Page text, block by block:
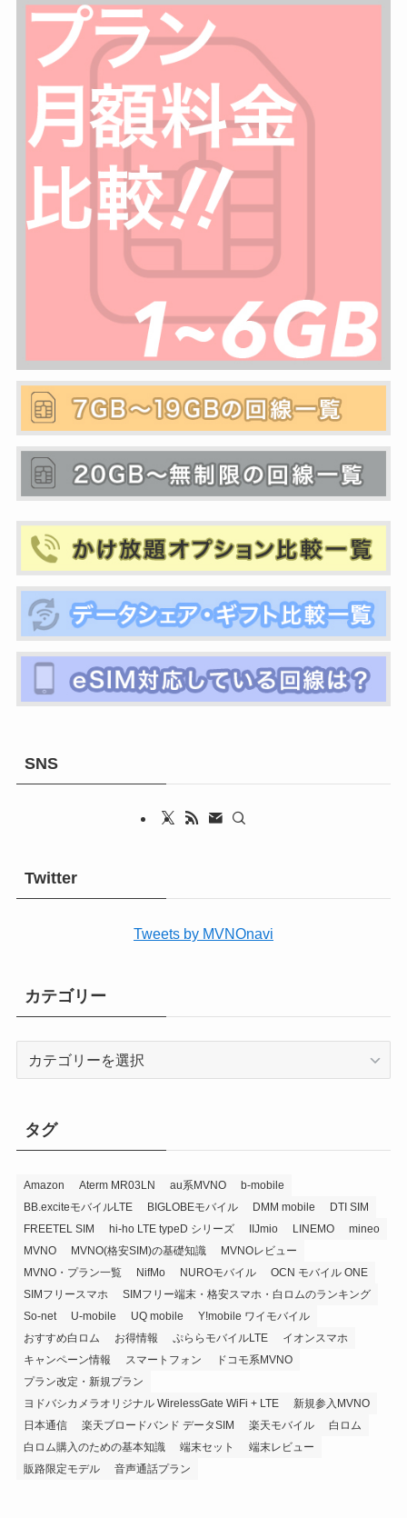
SNS
Twitter
Tweets by MVNOnavi
カテゴリー
ー
タグ
Amazon Aterm MR03LN au系MVNO
b-mobile
BB.exciteモバイルLTE
BIGLOBEモバイル DMM mobile
DTI SIM
FREETEL SIM
hi-ho LTE typeD シリーズ IIJmio LINEMO
mineo
MVNO
MVNO(格安SIM)の基礎知識
MVNOレビュー
MVNO・プラン一覧
NifMo NUROモバイル
OCN モバイル ONE
SIMフリースマホ
SIMフリー端末・格安スマホ・白ロムのランキング
So-net
U-mobile UQ mobile
Y!mobile ワイモバイル
おすすめ白ロム
お得情報 ぷららモバイルLTE
イオンスマホ
キャンペーン情報
スマートフォン
ドコモ系MVNO
プラン改定・新規プラン
ヨドバシカメラオリジナル WirelessGate WiFi + LTE
新規参入MVNO
日本通信
楽天ブロードバンド データSIM 楽天モバイル
白ロム
白ロム購入のための基本知識
端末セット
端末レビュー
販路限定モデル
音声通話プラン